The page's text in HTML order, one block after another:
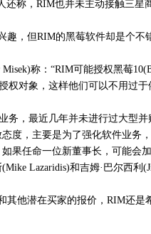
还称，RIM也并未主动接触三星
趣，但RIM的黑莓软件却是个不
称：“RIM可能授权黑莓
权对象，这样他们可以不用过
务，最近几年并未进行过大型并
度，主要是为了强化软件业务
果任命一位新董事长，可能会
Lazaridis)和吉姆·巴尔西利
其他潜在买家的报价，RIM还是